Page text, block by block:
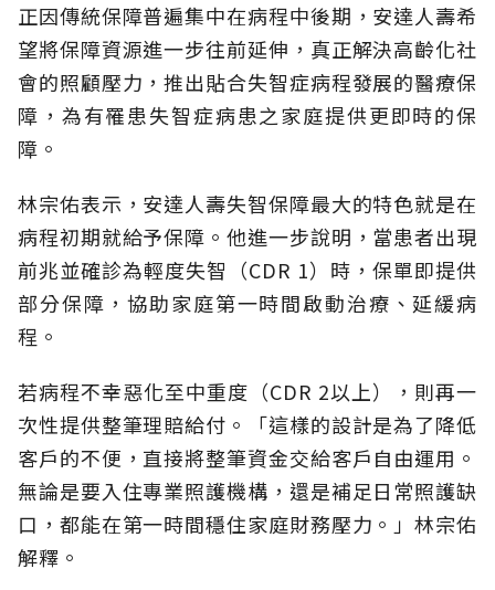
正因傳統保障普遍集中在病程中後期，安達人壽希
望將保障資源進一步往前延伸，真正解決高齡化社
會的照顧壓力，推出貼合失智症病程發展的醫療保
障，為有罹患失智症病患之家庭提供更即時的保
障。
林宗佑表示，安達人壽失智保障最大的特色就是在
病程初期就給予保障。他進一步說明，當患者出現
前兆並確診為輕度失智（CDR 1）時，保單即提供
部分保障，協助家庭第一時間啟動治療、延緩病
程。
若病程不幸惡化至中重度（CDR 2以上），則再一
次性提供整筆理賠給付。「這樣的設計是為了降低
客戶的不便，直接將整筆資金交給客戶自由運用。
無論是要入住專業照護機構，還是補足日常照護缺
口，都能在第一時間穩住家庭財務壓力。」林宗佑
解釋。